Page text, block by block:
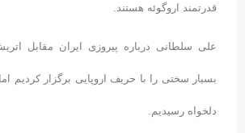
قدرتمند اروگوئه هستند.
علی سلطانی درباره پیروزی ایران مقابل
بسیار سختی را با حریف اروپایی برگزار کردیم
دلخواه رسیدیم.